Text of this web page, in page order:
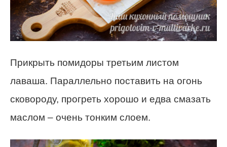
Прикрыть помидоры третьим листом
лаваша. Параллельно поставить на огонь
сковороду, прогреть хорошо и едва смазать
маслом – очень тонким слоем.